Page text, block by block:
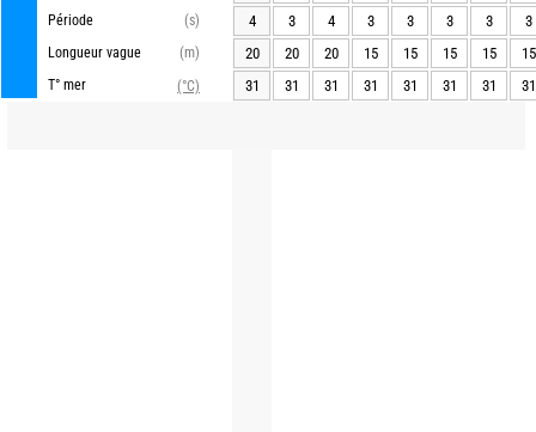
Période
(s)
Longueur vague
(m)
T° mer
(°C)
4
3 4 3 3 3 3
3
20
20 20 15 15 15 15
15
31
31 31 31 31 31 31 31